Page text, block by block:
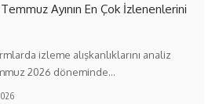
Ayının En Çok İzlenenlerini
izleme alışkanlıklarını analiz
2026 döneminde…